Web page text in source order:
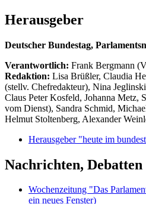
Herausgeber
Deutscher Bundestag,
Verantwortlich: Frank Bergmann
Redaktion: Lisa Brüßler, Claudia
(stellv. Chefredakteur), Nina
Claus Peter Kosfeld, Johanna Metz,
vom Dienst), Sandra Schmid,
Helmut Stoltenberg, Alexander
Herausgeber "heute im
Nachrichten,
Wochenzeitung "Das
ein neues Fenster)